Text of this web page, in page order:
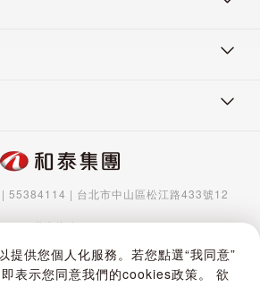
提供您個人化服務。若您點選“我同意”
表示您同意我們的cookies政策。 欲
55384114 | 台北市中山區松江路433號12
| 聯絡信箱：gocs@hotaigo.com.tw| 服
Connected Co.,Ltd | Powered by Hotai